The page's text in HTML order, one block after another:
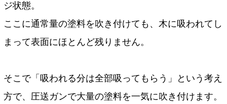
ジ状態。
ここに通常量の塗料を吹き付けても、木に吸われてし
まって表面にほとんど残りません。
そこで「吸われる分は全部吸ってもらう」という考え
方で、圧送ガンで大量の塗料を一気に吹き付けます。